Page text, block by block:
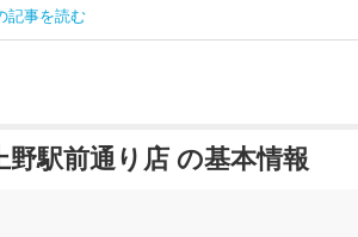
記事を読む
駅前通り店 の基本情報